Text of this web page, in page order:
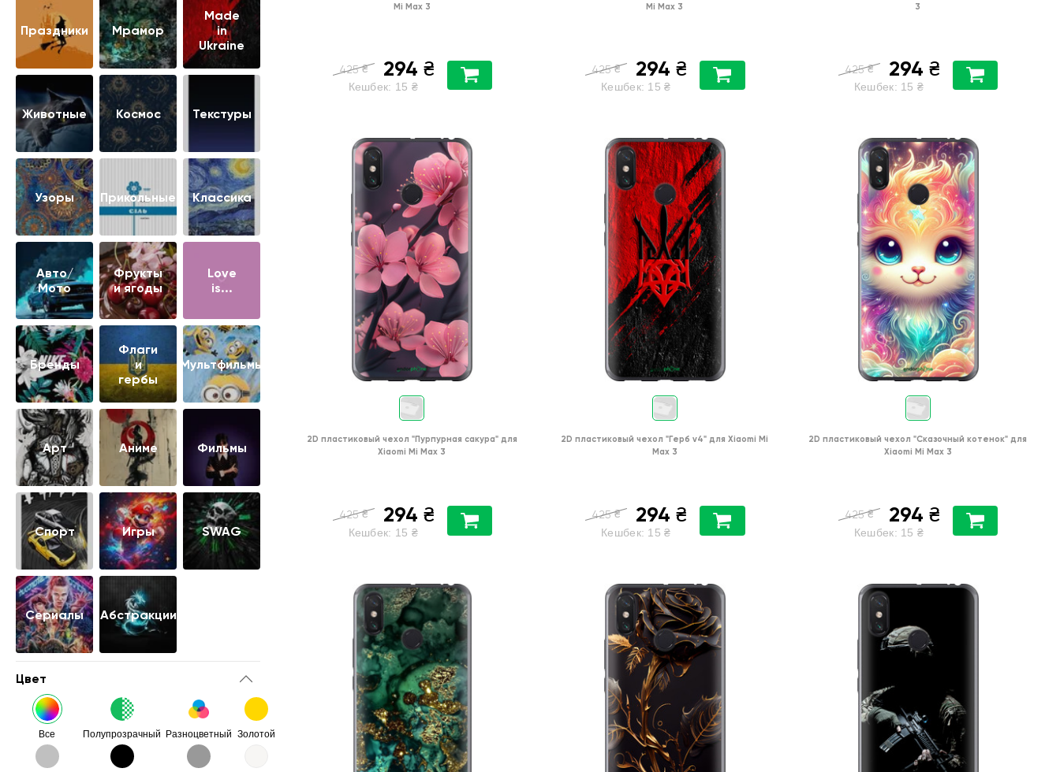
Праздники Мрамор
Made
in
Ukraine
Животные Космос Текстуры
Узоры Прикольные Классика
Авто/
Мото
Фрукты
и ягоды
Love
is...
Бренды
Флаги
и
гербы
Мультфильмы
Арт Аниме Фильмы
Cпорт Игры SWAG
Сериалы Абстракции
Цвет
Все Полупрозрачный Разноцветный Золотой
Mi Max 3
425 ₴ 294 ₴
Кешбек: 15 ₴
Mi Max 3
425 ₴ 294 ₴
Кешбек: 15 ₴
3
425 ₴ 294 ₴
Кешбек: 15 ₴
2D пластиковый чехол "Пурпурная сакура" для
Xiaomi Mi Max 3
425 ₴ 294 ₴
Кешбек: 15 ₴
2D пластиковый чехол "Герб v4" для Xiaomi Mi
Max 3
425 ₴ 294 ₴
Кешбек: 15 ₴
2D пластиковый чехол "Сказочный котенок" для
Xiaomi Mi Max 3
425 ₴ 294 ₴
Кешбек: 15 ₴